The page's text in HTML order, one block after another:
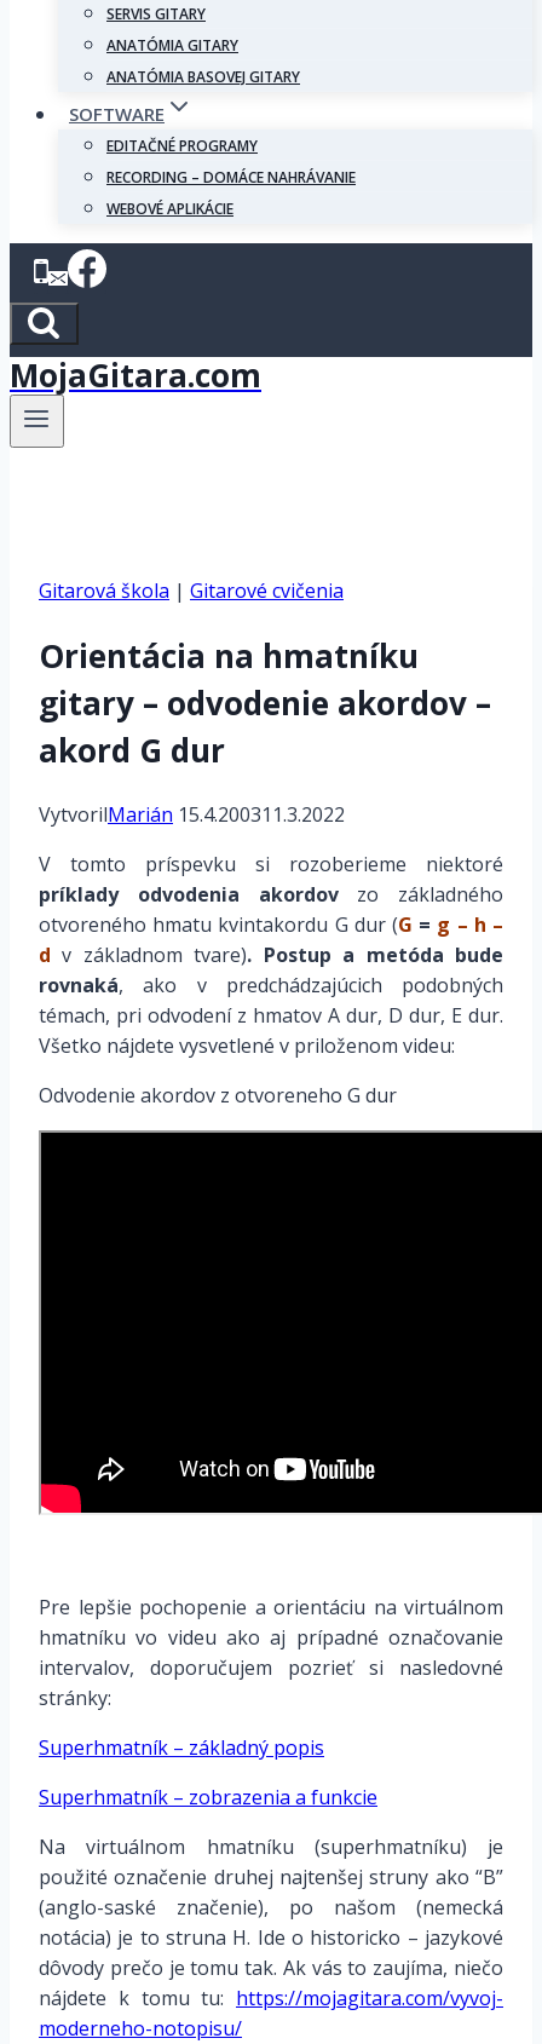
SERVIS GITARY
ANATÓMIA GITARY
ANATÓMIA BASOVEJ GITARY
SOFTWARE
EDITAČNÉ PROGRAMY
RECORDING – DOMÁCE NAHRÁVANIE
WEBOVÉ APLIKÁCIE
MojaGitara.com
Gitarová škola | Gitarové cvičenia
Orientácia na hmatníku
gitary – odvodenie akordov –
akord G dur
VytvorilMarián 15.4.200311.3.2022
V tomto príspevku si rozoberieme niektoré
príklady odvodenia akordovzo základného
otvoreného hmatu kvintakordu G dur (G = g – h –
d v základnom tvare). Postup a metóda bude
rovnaká, ako v predchádzajúcich podobných
témach, pri odvodení z hmatov A dur, D dur, E dur.
Všetko nájdete vysvetlené v priloženom videu:
Odvodenie akordov z otvoreneho G dur
Pre lepšie pochopenie a orientáciu na virtuálnom
hmatníku vo videu ako aj prípadné označovanie
intervalov, doporučujem pozrieť si nasledovné
stránky:
Superhmatník – základný popis
Superhmatník – zobrazenia a funkcie
Na virtuálnom hmatníku (superhmatníku) je
použité označenie druhej najtenšej struny ako “B”
(anglo-saské značenie), po našom (nemecká
notácia) je to struna H. Ide o historicko – jazykové
dôvody prečo je tomu tak. Ak vás to zaujíma, niečo
nájdete k tomu tu: https://mojagitara.com/vyvoj-
moderneho-notopisu/